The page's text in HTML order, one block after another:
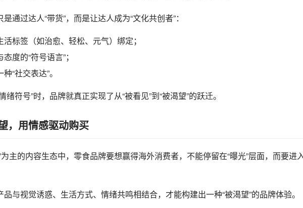
通过达人“带货”，而是让达人成为“文化共创者”：
标签（如治愈、轻松、元气）绑定；
度的“符号语言”；
“社交表达”。
符号”时，品牌就真正实现了从“被看见”到“被渴望”的跃迁。
，用情感驱动购买
主的内容生态中，零食品牌要想赢得海外消费者，不能停留在“曝光”层面，而要进
与视觉诱惑、生活方式、情绪共鸣相结合，才能构建出一种“被渴望”的品牌体验。